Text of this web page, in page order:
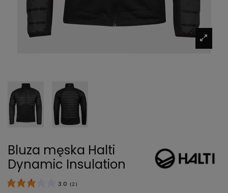
Bluza męska Halti
Dynamic Insulation
3.0 ( 2 )